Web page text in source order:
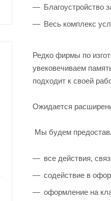
Благоустройство
Весь комплекс
Редко фирмы по
увековечиваем
подходит к своей
Ожидается
Мы будем
все действия,
содействие в
оформление на